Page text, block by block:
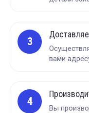
3
вами
4
Вы